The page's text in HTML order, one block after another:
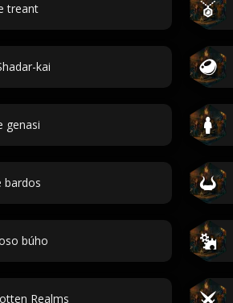
treant
kai
genasi
bardos
búho
Realms